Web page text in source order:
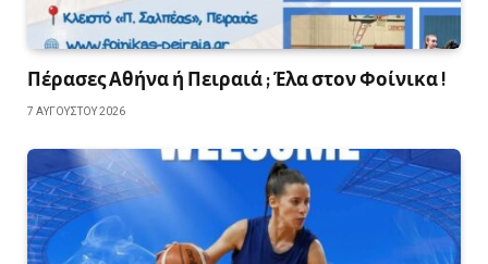
Πέρασες Αθήνα ή Πειραιά ; Έλα στον Φοίνικα !
7 ΑΥΓΟΎΣΤΟΥ 2026